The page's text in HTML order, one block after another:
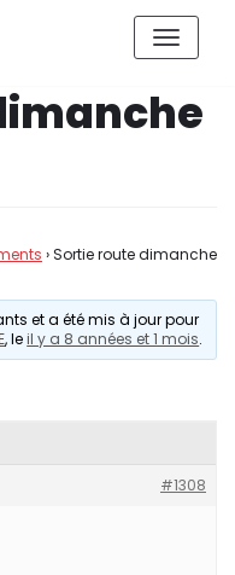
›Sortie route dimanche
et a été mis à jour pour
, leil y a 8 années et 1 mois.
#1308